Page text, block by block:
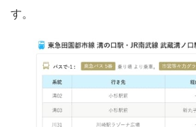
す。